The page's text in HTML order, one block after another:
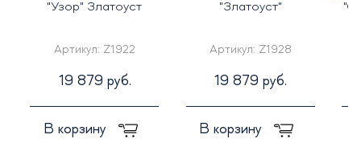
"Узор" Златоуст
Артикул: Z1922
19 879 руб.
В корзину
"Златоуст"
Артикул: Z1928
19 879 руб.
В корзину